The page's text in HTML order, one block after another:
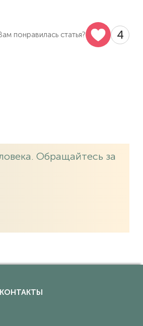
понравилась статья? 4
Обращайтесь за
КОНТАКТЫ